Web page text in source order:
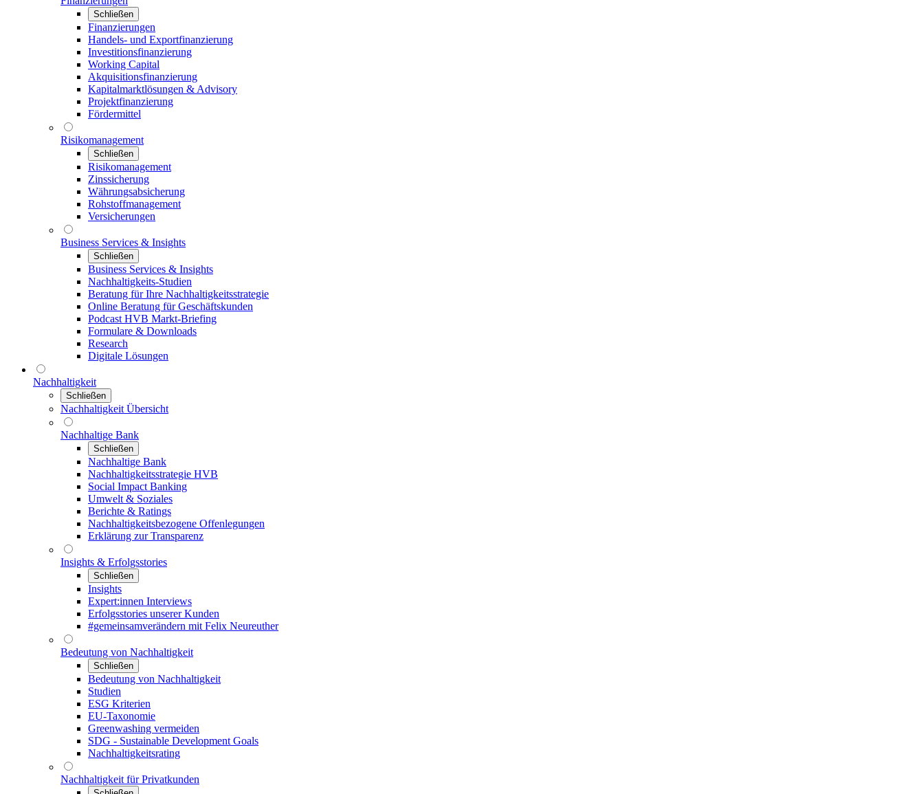
Schließen
Finanzierungen
Handels- und Exportfinanzierung
Investitionsfinanzierung
Working Capital
Akquisitionsfinanzierung
Kapitalmarktlösungen & Advisory
Projektfinanzierung
Fördermittel
Risikomanagement
Schließen
Risikomanagement
Zinssicherung
Währungsabsicherung
Rohstoffmanagement
Versicherungen
Business Services & Insights
Schließen
Business Services & Insights
Nachhaltigkeits-Studien
Beratung für Ihre Nachhaltigkeitsstrategie
Online Beratung für Geschäftskunden
Podcast HVB Markt-Briefing
Formulare & Downloads
Research
Digitale Lösungen
Nachhaltigkeit
Schließen
Nachhaltigkeit Übersicht
Nachhaltige Bank
Schließen
Nachhaltige Bank
Nachhaltigkeitsstrategie HVB
Social Impact Banking
Umwelt & Soziales
Berichte & Ratings
Nachhaltigkeitsbezogene Offenlegungen
Erklärung zur Transparenz
Insights & Erfolgsstories
Schließen
Insights
Expert:innen Interviews
Erfolgsstories unserer Kunden
#gemeinsamverändern mit Felix Neureuther
Bedeutung von Nachhaltigkeit
Schließen
Bedeutung von Nachhaltigkeit
Studien
ESG Kriterien
EU-Taxonomie
Greenwashing vermeiden
SDG - Sustainable Development Goals
Nachhaltigkeitsrating
Nachhaltigkeit für Privatkunden